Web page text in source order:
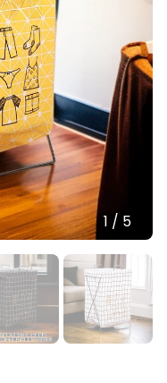
1 / 5